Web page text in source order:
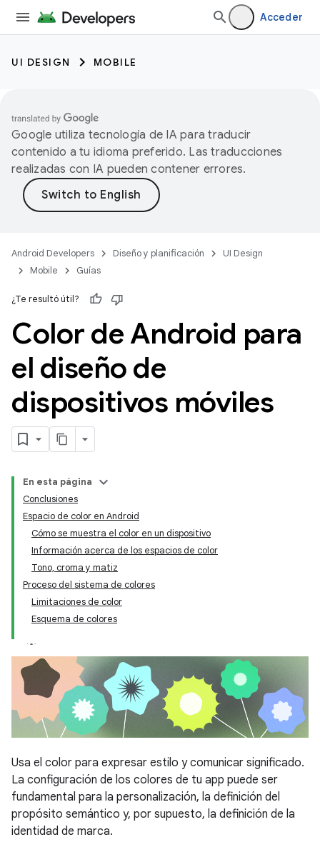
Acceder
UI DESIGN MOBILE
Google utiliza tecnología de IA para traducir
contenido a tu idioma preferido. Las traducciones
realizadas con IA pueden contener errores.
Android Developers Diseño y planificación
UI Design
Mobile
Guías
¿Te resultó útil?
Color de Android para
el diseño de
dispositivos móviles
En esta página
Conclusiones
Espacio de color en Android
Cómo se muestra el color en un dispositivo
Información acerca de los espacios de color
Tono, croma y matiz
Proceso del sistema de colores
Limitaciones de color
Esquema de colores
Usa el color para expresar estilo y comunicar significado.
La configuración de los colores de tu app puede ser
fundamental para la personalización, la definición del
propósito semántico y, por supuesto, la definición de la
identidad de marca.